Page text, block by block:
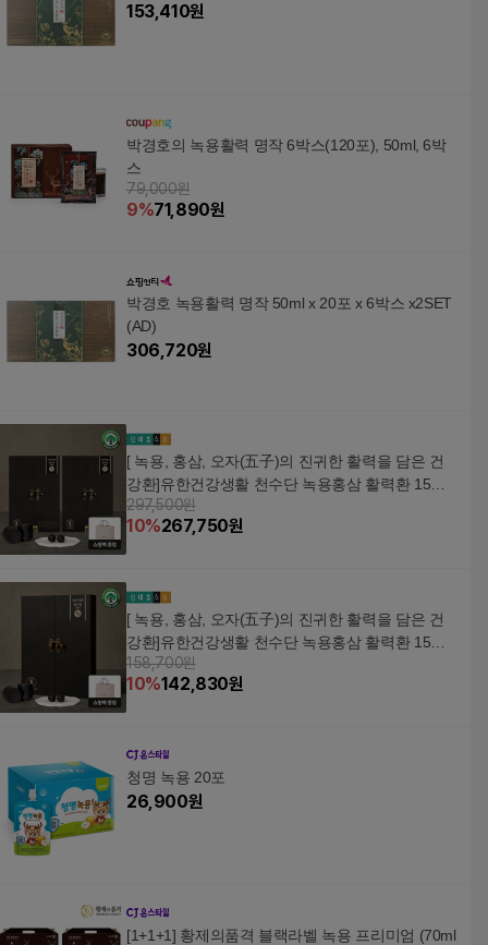
153,410원
박경호의 녹용활력 명작 6박스(120포), 50ml, 6박
스
79,000원
9%71,890원
박경호 녹용활력 명작 50ml x 20포 x 6박스 x2SET
(AD)
306,720원
[ 녹용, 홍삼, 오자(五子)의 진귀한 활력을 담은 건
강환]유한건강생활 천수단 녹용홍삼 활력환 15환
2박스 +할인쿠폰
297,500원
10%267,750원
[ 녹용, 홍삼, 오자(五子)의 진귀한 활력을 담은 건
강환]유한건강생활 천수단 녹용홍삼 활력환 15환
1박스 +할인쿠폰
158,700원
10%142,830원
청명 녹용 20포
26,900원
[1+1+1] 황제의품격 블랙라벨 녹용 프리미엄 (70ml